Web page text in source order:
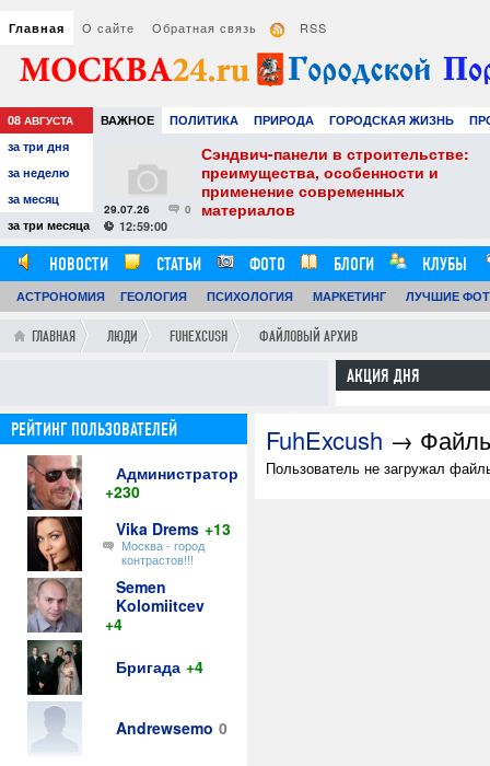
Главная О сайте Обратная связь RSS
08 АВГУСТА ВАЖНОЕ ПОЛИТИКА ПРИРОДА ГОРОДСКАЯ ЖИЗНЬ
ТЕХНОЛОГИИ
за три дня
за неделю
за месяц
за три месяца
советы для
0
29.07.26
12:59:00
Сэндвич-панели в строительстве:
преимущества, особенности и
применение современных
материалов
НОВОСТИ СТАТЬИ ФОТО БЛОГИ
КЛУБЫ
ОБЗОРЫ
ВИДЕОРЕПОРТАЖИ
АСТРОНОМИЯ ГЕОЛОГИЯ ПСИХОЛОГИЯ МАРКЕТИНГ ЛУЧШИЕ
ГЛАВНАЯ ЛЮДИ FUHEXCUSH ФАЙЛОВЫЙ АРХИВ
АКЦИЯ ДНЯ
FuhExcush →
Пользователь не загружал
РЕЙТИНГ ПОЛЬЗОВАТЕЛЕЙ
Администратор
+230
Vika Drems +13
Москва - город
контрастов!!!
Semen
Kolomiitcev
+4
Бригада +4
Andrewsemo 0